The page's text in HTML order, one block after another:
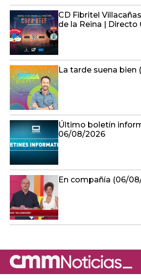
CD Fibritel
de la Reina |
La tarde suena bien
Último boletín
06/08/2026
En compañía (06/